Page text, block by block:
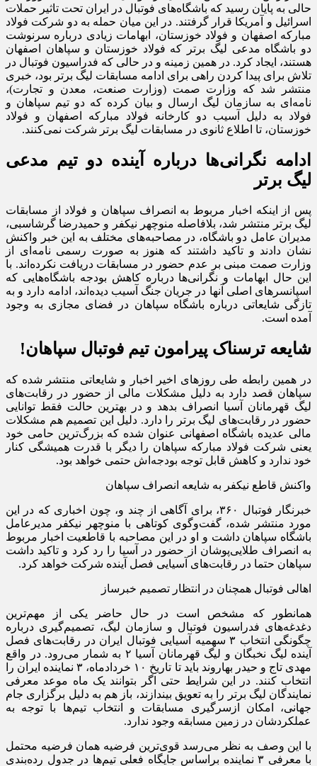
حالی به پایان رسید که باشگاه‌های فوتبال در ایران تحت تاثیر حملات
اسرائیل و آمریکا قرار گرفتند. در این میان حمله به دو شرکت فولاد
مبارکه اصفهان و فولاد خوزستان، ابهامات زیادی درباره سرنوشت
دو باشگاه مدعی لیگ برتر که فولاد خوزستان و سپاهان اصفهان
هستند، ایجاد کرد. در همین زمینه و در حالی که فدراسیون فوتبال در
تلاش برای پیدا کردن راهی برای ادامه مسابقات لیگ برتر بود، خبری
منتشر شد که وزارت صمت (وزارت صنعت، معدن و تجارت)،
نامه‌ای به سازمان لیگ ارسال و بیان کرده که دو تیم سپاهان و
فولاد به دلیل آسیب دو کارخانه فولاد مبارکه اصفهان و فولاد
خوزستان، تا اطلاع ثانوی در مسابقات لیگ برتر شرکت نمی‌کنند.
ادامه نگرانی‌ها درباره آینده دو تیم مدعی
لیگ برتر
پس از اینکه اخبار مربوط به انصراف سپاهان و فولاد از مسابقات
لیگ برتر منتشر شد، بلافاصله منوچهر نیکفر و حمیدرضا گرشاسبی،
مدیران عامل دو باشگاه، در مصاحبه‌های مختلف به این خبر واکنش
نشان دادند و تاکید داشتند که هنوز به صورت رسمی نامه‌ای از
وزارت صمت مبنی بر عدم حضور در مسابقات دریافت نکرده‌اند. با
این حال ابهامات و نگرانی‌ها درباره کاهش بودجه باشگاه‌هایی که
اسپانسر‌های اصلی آنها در جریان جنگ آسیب دیده‌اند، ادامه دارد و به
تازگی شایعاتی درباره باشگاه سپاهان در فضای مجازی به وجود
آمده است.
شایعه ترسناک پیرامون تیم فوتبال سپاهان!
در همین رابطه طی روز‌های اخیر اخبار و شایعاتی منتشر شده که
سپاهان قصد دارد به دلیل مشکلات مالی از حضور در رقابت‌های
لیگ قهرمانان آسیا انصراف بدهد و در بهترین حالت فقط توانایی
حضور در رقابت‌های لیگ برتر را دارد. دلیل این تصمیم هم مشکلات
مالی عدیده باشگاه اصفهانی عنوان شده که بزرگ‌‎ترین حامی خود
یعنی شرکت فولاد مبارکه سپاهان را دیگر با قدرت همیشگی کنار
خود ندارد و کاهش قابل توجه بودجه‌اش حتمی خواهد بود.
واکنش قاطع نیکفر به شایعه انصراف سپاهان
خبرنگار فوتبال ۳۶۰، برای آگاهی از چند و، چون اخباری که در این
مورد منتشر شده، گفت‌وگوی کوتاهی با منوچهر نیکفر مدیرعامل
باشگاه سپاهان داشت و او در این مصاحبه با قاطعیت اخبار مربوط
به انصراف طلایی‌پوشان از حضور در آسیا را رد کرد و تاکید داشت
سپاهان حتما در رقابت‌های آسیایی فصل آینده شرکت خواهد کرد.
اهالی فوتبال همچنان در انتظار تصمیم خبرساز
همانطور که مشخص است در حال حاضر یکی از مهم‌ترین
دغدغه‌های فدراسیون فوتبال و سازمان لیگ، تصمیم‌گیری درباره
چگونگی انتخاب ۳ سهمیه آسیایی فوتبال ایران در رقابت‌های فصل
آینده لیگ نخبگان و لیگ قهرمانان آسیا ۲ به شمار می‌رود. در واقع
مهدی تاج و حیدر بهاروند باید تا تاریخ ۱۰ خردادماه، ۳ نماینده ایران را
انتخاب کنند. در این شرایط حتی اگر بتوانند یک ماه موعد معرفی
نمایندگان لیگ برتر را به تعویق بیندازند، باز هم به دلیل برگزاری جام
جهانی، امکان ازسرگیری مسابقات و انتخاب تیم‌ها با توجه به
عملکردشان در زمین مسابقه وجود ندارد.
با این وصف به نظر می‌رسد قوی‌ترین فرضیه همان فرضیه محتمل
با معرفی ۳ نماینده براساس جایگاه فعلی تیم‌ها در جدول رده‌بندی